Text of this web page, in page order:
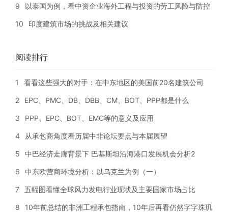
9 以泰国为例，看中资企业海外工程与投资的劳工风险与防控
10 印度建筑市场的挑战及相关建议
阅读排行
1 看看这些强大的对手：在中东地区的美国前20名建筑公司
2 EPC、PMC、DB、DBB、CM、BOT、PPP都是什么
3 PPP、EPC、BOT、EMC等的意义及应用
4 从承包商角度看历届中非论坛要点与本届展望
5 中巴经济走廊背景下 巴基斯坦沿海港口发展机会分析2
6 中东欧营商环境分析：以乌克兰为例（一）
7 五幅图看懂全球风力发电行业现状及主要国家市场占比
8 10年前总结的非洲工程承包指南，10年后再看仍然字字珠玑